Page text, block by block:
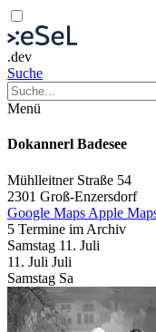
.dev
Suche
Menü
Dokannerl Badesee
Mühlleitner Straße 54
2301 Groß-Enzersdorf
Google Maps Apple
5 Termine im Archiv
Samstag 11. Juli
11. Juli Juli
Samstag Sa